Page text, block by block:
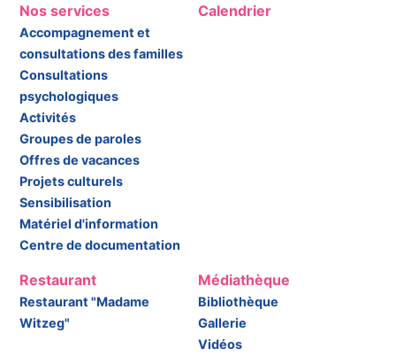
Nos services
Accompagnement et
consultations des familles
Consultations
psychologiques
Activités
Groupes de paroles
Offres de vacances
Projets culturels
Sensibilisation
Matériel d'information
Centre de documentation
Calendrier
Restaurant
Restaurant "Madame
Witzeg"
Médiathèque
Bibliothèque
Gallerie
Vidéos